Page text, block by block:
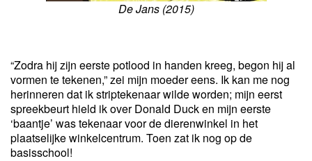
De Jans (2015)
“Zodra hij zijn eerste potlood in handen kreeg, begon hij al
vormen te tekenen,” zei mijn moeder eens. Ik kan me nog
herinneren dat ik striptekenaar wilde worden; mijn eerst
spreekbeurt hield ik over Donald Duck en mijn eerste
‘baantje’ was tekenaar voor de dierenwinkel in het
plaatselijke winkelcentrum. Toen zat ik nog op de
basisschool!